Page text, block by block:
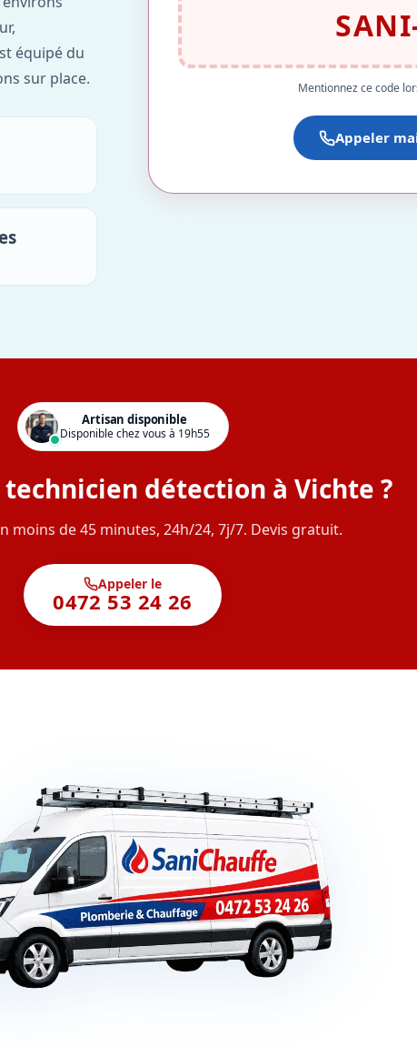
équipé du
sur place.
Mentionnez ce code
Appeler
Artisan disponible
Disponible chez vous à 19h55
détection à Vichte ?
moins de 45 minutes, 24h/24, 7j/7. Devis gratuit.
Appeler le
0472 53 24 26